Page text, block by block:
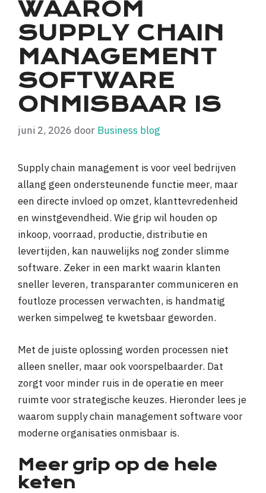
WAAROM
SUPPLY CHAIN
MANAGEMENT
SOFTWARE
ONMISBAAR IS
juni 2, 2026 door Business blog
Supply chain management is voor veel bedrijven
allang geen ondersteunende functie meer, maar
een directe invloed op omzet, klanttevredenheid
en winstgevendheid. Wie grip wil houden op
inkoop, voorraad, productie, distributie en
levertijden, kan nauwelijks nog zonder slimme
software. Zeker in een markt waarin klanten
sneller leveren, transparanter communiceren en
foutloze processen verwachten, is handmatig
werken simpelweg te kwetsbaar geworden.
Met de juiste oplossing worden processen niet
alleen sneller, maar ook voorspelbaarder. Dat
zorgt voor minder ruis in de operatie en meer
ruimte voor strategische keuzes. Hieronder lees je
waarom supply chain management software voor
moderne organisaties onmisbaar is.
Meer grip op de hele
keten